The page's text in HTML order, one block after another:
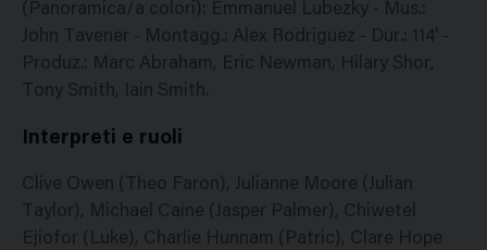
(Panoramica/a colori): Emmanuel Lubezky - Mus.:
John Tavener - Montagg.: Alex Rodriguez - Dur.: 114' -
Produz.: Marc Abraham, Eric Newman, Hilary Shor,
Tony Smith, Iain Smith.
Interpreti e ruoli
Clive Owen (Theo Faron), Julianne Moore (Julian
Taylor), Michael Caine (Jasper Palmer), Chiwetel
Ejiofor (Luke), Charlie Hunnam (Patric), Clare Hope